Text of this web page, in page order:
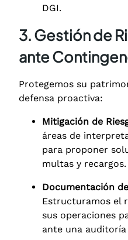
DGI.
3. Gestión de
ante
Protegemos su
defensa proactiva:
Mitigación de
áreas de
para proponer
multas y recargos.
Documentación
Estructuramos el
sus operaciones
ante una